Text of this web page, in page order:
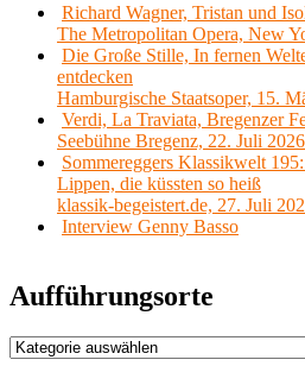
Richard Wagner, Tristan und
The Metropolitan Opera, New
Die Große Stille, In fernen
entdecken
Hamburgische Staatsoper, 15.
Verdi, La Traviata, Bregenzer
Seebühne Bregenz, 22. Juli
Sommereggers Klassikwelt
Lippen, die küssten so heiß
klassik-begeistert.de, 27. Juli
Interview Genny Basso
Aufführungsorte
Aufführungsorte